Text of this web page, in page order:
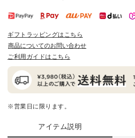
ギフトラッピングはこちら
商品についてのお問い合わせ
ご利用ガイドはこちら
※営業日に限ります。
アイテム説明